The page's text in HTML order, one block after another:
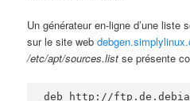
Un générateur en-ligne d’une liste
sur le site web
/etc/apt/sources.list se présente
deb http://